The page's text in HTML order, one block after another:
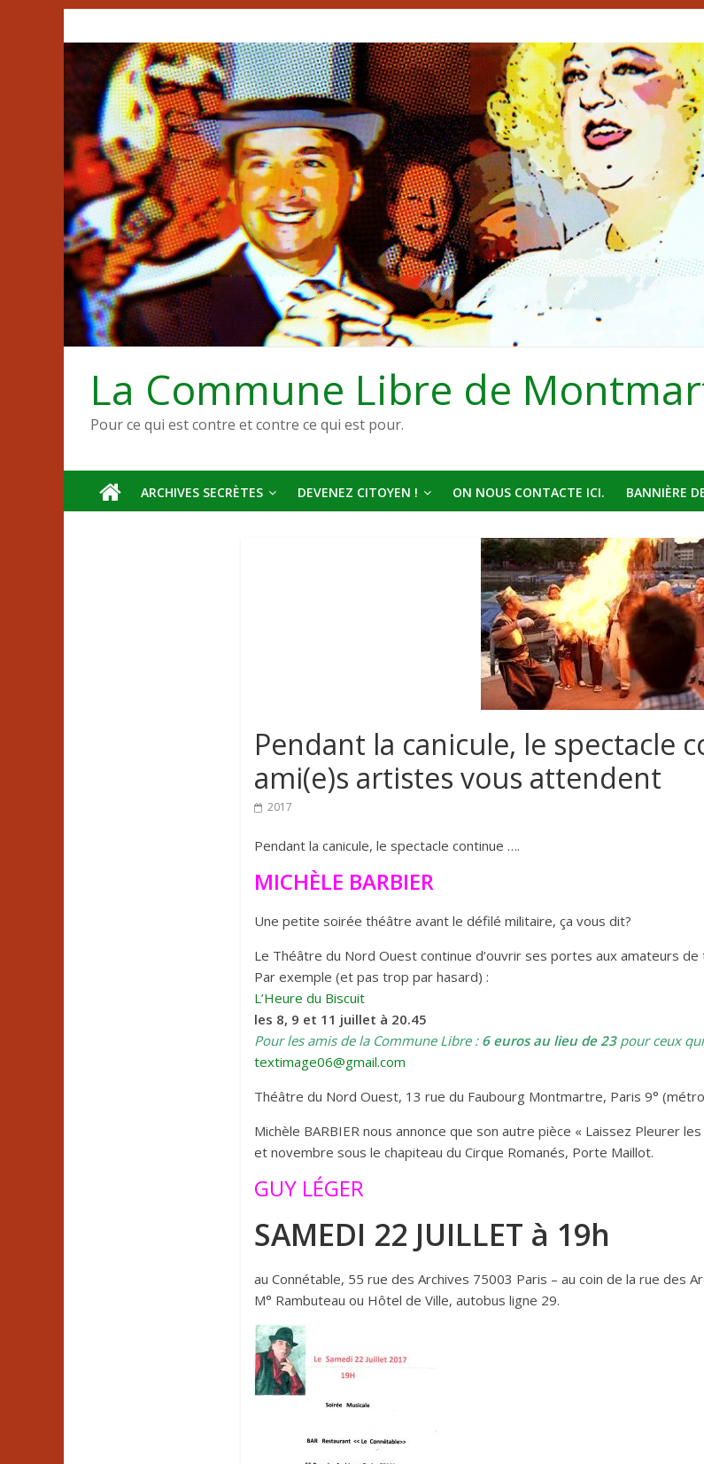
au
contenu
La Commune Libre de
Pour ce qui est contre et contre ce qui est pour.
ARCHIVES SECRÈTES DEVENEZ CITOYEN ! ON NOUS CONTACTE ICI. BANNIÈRE
Pendant la canicule, le spectacle
ami(e)s artistes vous attendent
2017
Pendant la canicule, le spectacle continue ….
MICHÈLE BARBIER
Une petite soirée théâtre avant le défilé militaire, ça vous dit?
Le Théâtre du Nord Ouest continue d’ouvrir ses portes aux amateurs
Par exemple (et pas trop par hasard) :
L’Heure du Biscuit
les 8, 9 et 11 juillet à 20.45
Pour les amis de la Commune Libre : 6 euros au lieu de 23pour ceux
textimage06@gmail.com
Théâtre du Nord Ouest, 13 rue du Faubourg Montmartre, Paris 9°
Michèle BARBIER nous annonce que son autre pièce « Laissez Pleurer
et novembre sous le chapiteau du Cirque Romanés, Porte Maillot.
GUY LÉGER
SAMEDI 22 JUILLET à 19h
au Connétable, 55 rue des Archives 75003 Paris – au coin de la rue des
M° Rambuteau ou Hôtel de Ville, autobus ligne 29.